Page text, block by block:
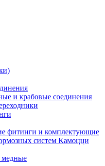
и крабовые соединения
фитинги и комплектующие
систем Камоцци